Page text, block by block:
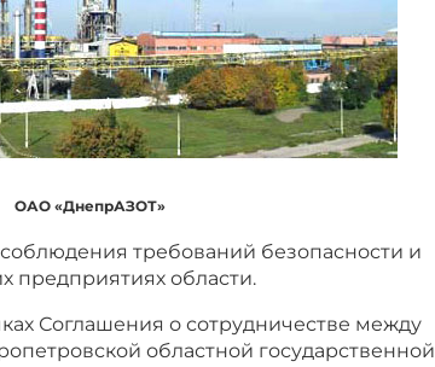
ОАО «ДнепрАЗОТ»
требований безопасности и
предприятиях области.
Соглашения о сотрудничестве между
областной государственной